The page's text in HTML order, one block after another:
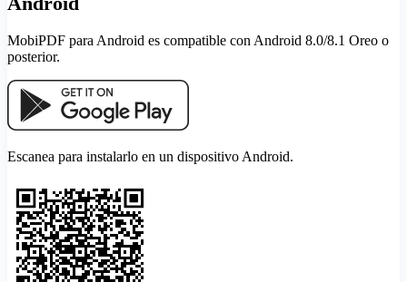
MobiPDF para Android es compatible con Android 8.0/8.1 Oreo o
posterior.
Escanea para instalarlo en un dispositivo Android.